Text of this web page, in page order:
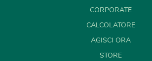
CORPORATE
CALCOLATORE
AGISCI ORA
STORE